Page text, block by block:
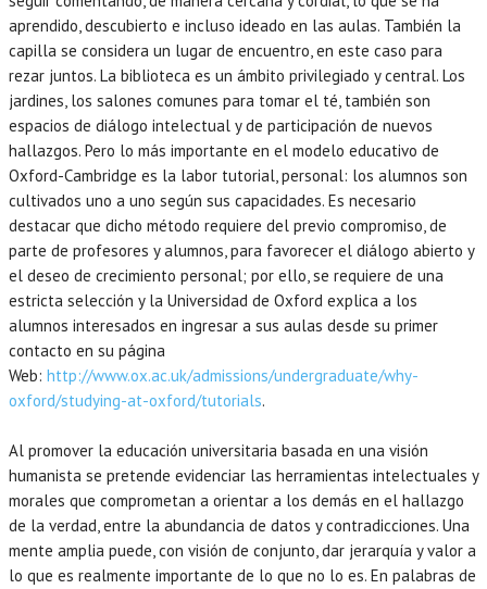
aprendido, descubierto e incluso ideado en las aulas. También la
capilla se considera un lugar de encuentro, en este caso para
rezar juntos. La biblioteca es un ámbito privilegiado y central. Los
jardines, los salones comunes para tomar el té, también son
espacios de diálogo intelectual y de participación de nuevos
hallazgos. Pero lo más importante en el modelo educativo de
Oxford-Cambridge es la labor tutorial, personal: los alumnos son
cultivados uno a uno según sus capacidades. Es necesario
destacar que dicho método requiere del previo compromiso, de
parte de profesores y alumnos, para favorecer el diálogo abierto y
el deseo de crecimiento personal; por ello, se requiere de una
estricta selección y la Universidad de Oxford explica a los
alumnos interesados en ingresar a sus aulas desde su primer
contacto en su página
Web: http://www.ox.ac.uk/admissions/undergraduate/why-
oxford/studying-at-oxford/tutorials.
Al promover la educación universitaria basada en una visión
humanista se pretende evidenciar las herramientas intelectuales y
morales que comprometan a orientar a los demás en el hallazgo
de la verdad, entre la abundancia de datos y contradicciones. Una
mente amplia puede, con visión de conjunto, dar jerarquía y valor a
lo que es realmente importante de lo que no lo es. En palabras de